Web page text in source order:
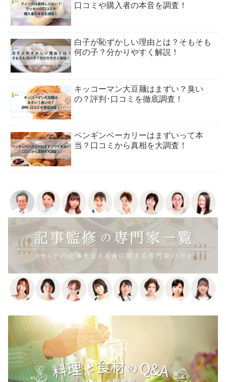
口コミや購入者の本音を調査！
白子が恥ずかしい理由とは？そもそも
何の子？分かりやすく解説！
キッコーマン大豆麺はまずい？臭い
の？評判･口コミを徹底調査！
ペンギンベーカリーはまずいって本
当？口コミから真相を大調査！